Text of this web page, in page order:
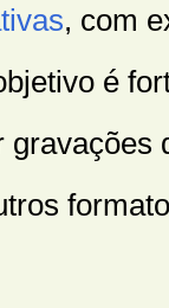
, com
é
gravações